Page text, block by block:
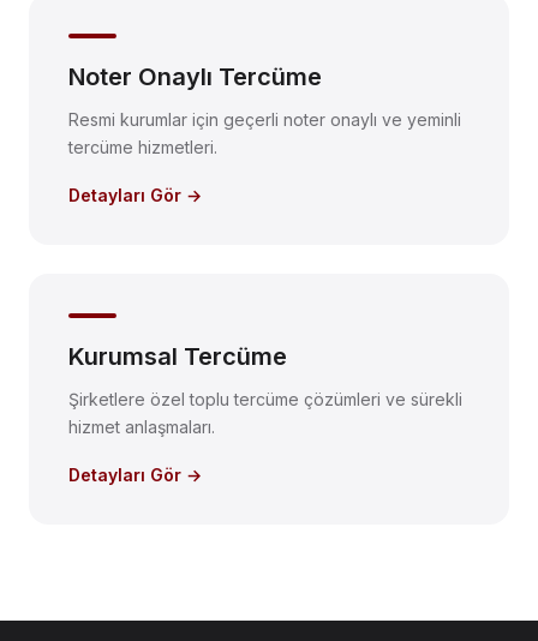
Noter Onaylı Tercüme
Resmi kurumlar için geçerli noter onaylı ve yeminli
tercüme hizmetleri.
Detayları Gör →
Kurumsal Tercüme
Şirketlere özel toplu tercüme çözümleri ve sürekli
hizmet anlaşmaları.
Detayları Gör →